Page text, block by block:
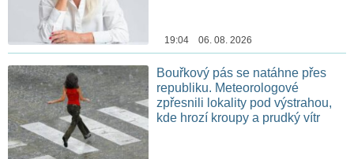
19:04 06. 08. 2026
Bouřkový pás se natáhne přes
republiku. Meteorologové
zpřesnili lokality pod výstrahou,
kde hrozí kroupy a prudký vítr